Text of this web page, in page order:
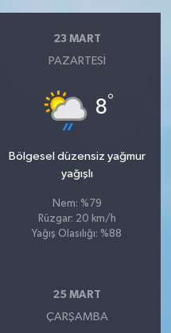
23 MART
PAZARTESI
8°
Bölgesel düzensiz yağmur
yağışlı
Nem: %79
Rüzgar: 20 km/h
Yağış Olasılığı: %88
25 MART
ÇARŞAMBA